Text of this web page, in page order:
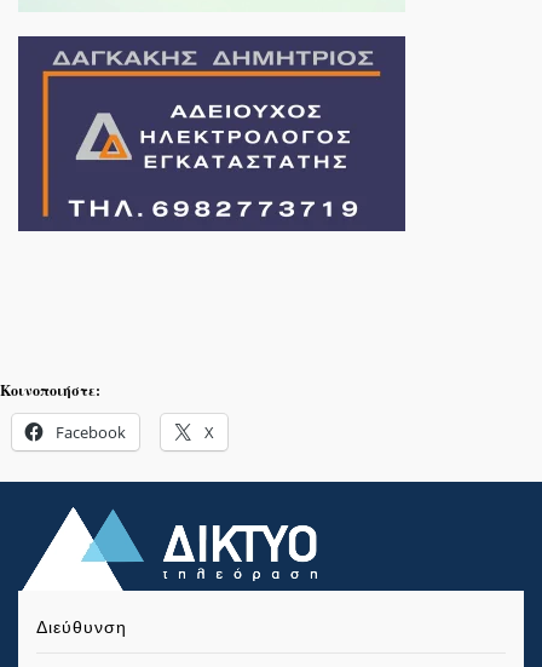
Κοινοποιήστε:
Facebook X
Διεύθυνση